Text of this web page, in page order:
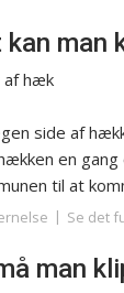
kan man
af hæk
side af
en
til at
Se det
man